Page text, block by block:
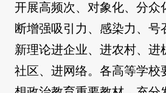
开展高频次、对象化、分众
断增强吸引力、感染力、号
新理论进企业、进农村、进
社区、进网络。各高等学校